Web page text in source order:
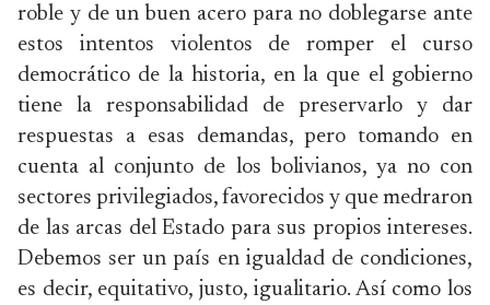
roble y de un buen acero para no doblegarse ante
estos intentos violentos de romper el curso
democrático de la historia, en la que el gobierno
tiene la responsabilidad de preservarlo y dar
respuestas a esas demandas, pero tomando en
cuenta al conjunto de los bolivianos, ya no con
sectores privilegiados, favorecidos y que medraron
de las arcas del Estado para sus propios intereses.
Debemos ser un país en igualdad de condiciones,
es decir, equitativo, justo, igualitario. Así como los